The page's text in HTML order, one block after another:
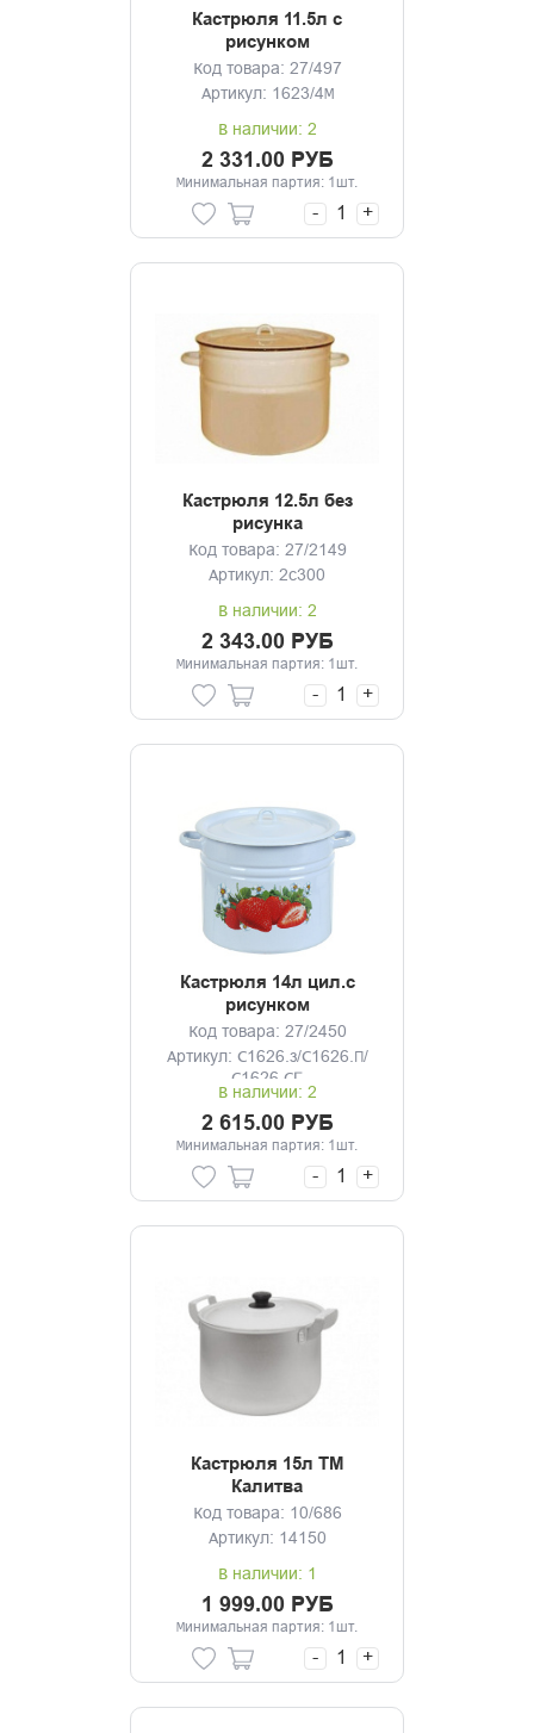
Кастрюля 11.5л с
рисунком
Код товара: 27/497
Артикул: 1623/4М
В наличии: 2
2 331.00 РУБ
Минимальная партия: 1шт.
- +
Кастрюля 12.5л без
рисунка
Код товара: 27/2149
Артикул: 2с300
В наличии: 2
2 343.00 РУБ
Минимальная партия: 1шт.
- +
Кастрюля 14л цил.с
рисунком
Код товара: 27/2450
Артикул: С1626.з/С1626.П/
С1626.СГ
В наличии: 2
2 615.00 РУБ
Минимальная партия: 1шт.
- +
Кастрюля 15л ТМ
Калитва
Код товара: 10/686
Артикул: 14150
В наличии: 1
1 999.00 РУБ
Минимальная партия: 1шт.
- +